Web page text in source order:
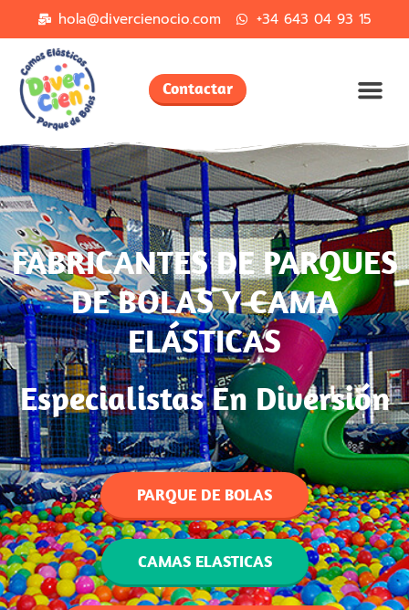
hola@divercienocio.com +34 643 04 93 15
Contactar
FABRICANTES DE PARQUES
DE BOLAS Y CAMA
ELÁSTICAS
Especialistas En Diversión
PARQUE DE BOLAS
CAMAS ELASTICAS